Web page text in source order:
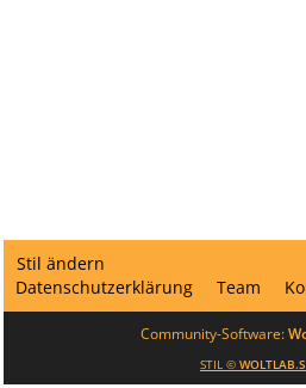
Stil ändern
Datenschutzerklärung
Team
Community-Software:
STIL ©